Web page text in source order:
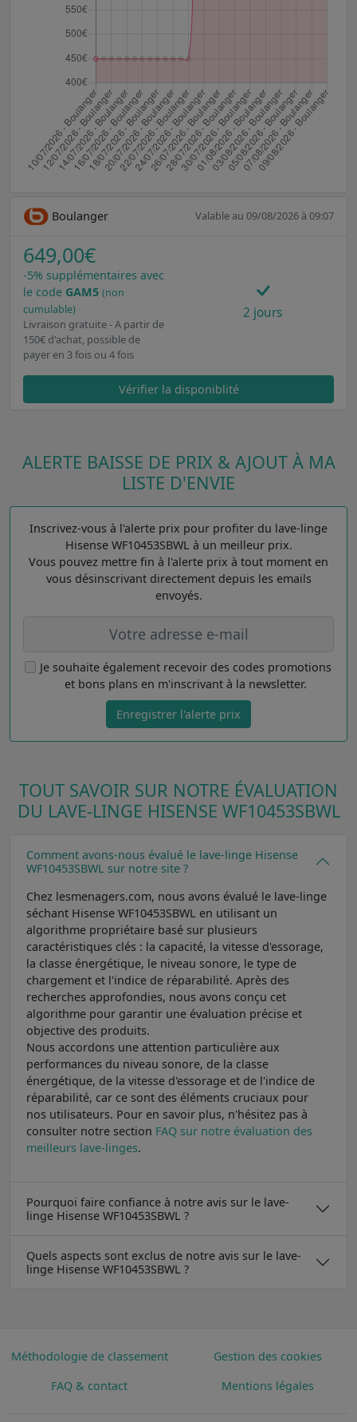
Boulanger Valable au 09/08/2026 à 09:07
649,00€
-5% supplémentaires avec
le code GAM5 (non
cumulable)
Livraison gratuite - A partir de
150€ d'achat, possible de
payer en 3 fois ou 4 fois
2 jours
Vérifier la disponiblité
ALERTE BAISSE DE PRIX & AJOUT À MA
LISTE D'ENVIE
Inscrivez-vous à l'alerte prix pour profiter du lave-linge
Hisense WF10453SBWL à un meilleur prix.
Vous pouvez mettre fin à l'alerte prix à tout moment en
vous désinscrivant directement depuis les emails
envoyés.
Je souhaite également recevoir des codes promotions
et bons plans en m'inscrivant à la newsletter.
Enregistrer l'alerte prix
TOUT SAVOIR SUR NOTRE ÉVALUATION
DU LAVE-LINGE HISENSE WF10453SBWL
Comment avons-nous évalué le lave-linge Hisense
WF10453SBWL sur notre site ?
Chez lesmenagers.com, nous avons évalué le lave-linge
séchant Hisense WF10453SBWL en utilisant un
algorithme propriétaire basé sur plusieurs
caractéristiques clés : la capacité, la vitesse d'essorage,
la classe énergétique, le niveau sonore, le type de
chargement et l'indice de réparabilité. Après des
recherches approfondies, nous avons conçu cet
algorithme pour garantir une évaluation précise et
objective des produits.
Nous accordons une attention particulière aux
performances du niveau sonore, de la classe
énergétique, de la vitesse d'essorage et de l'indice de
réparabilité, car ce sont des éléments cruciaux pour
nos utilisateurs. Pour en savoir plus, n'hésitez pas à
consulter notre section FAQ sur notre évaluation des
meilleurs lave-linges.
Pourquoi faire confiance à notre avis sur le lave-
linge Hisense WF10453SBWL ?
Quels aspects sont exclus de notre avis sur le lave-
linge Hisense WF10453SBWL ?
Méthodologie de classement
Gestion des cookies
FAQ & contact
Mentions légales